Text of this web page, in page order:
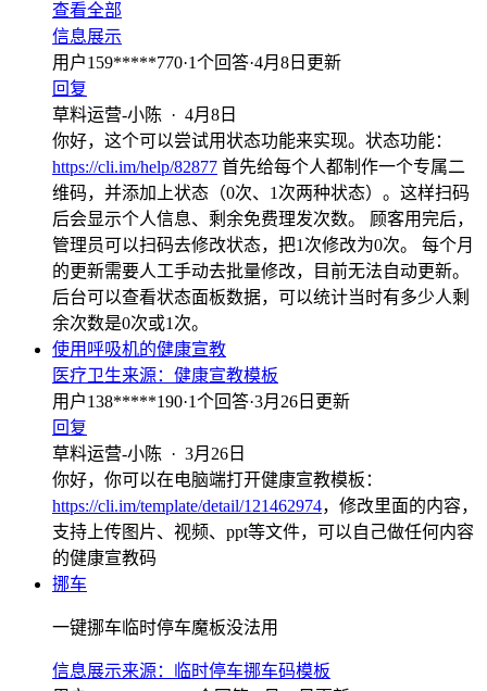
查看全部
信息展示
用户159*****770·1个回答·4月8日更新
回复
草料运营-小陈 · 4月8日
你好，这个可以尝试用状态功能来实现。状态功能：
https://cli.im/help/82877 首先给每个人都制作一个专属二
维码，并添加上状态（0次、1次两种状态）。这样扫码
后会显示个人信息、剩余免费理发次数。 顾客用完后，
管理员可以扫码去修改状态，把1次修改为0次。 每个月
的更新需要人工手动去批量修改，目前无法自动更新。
后台可以查看状态面板数据，可以统计当时有多少人剩
余次数是0次或1次。
使用呼吸机的健康宣教
医疗卫生来源： 健康宣教模板
用户138*****190·1个回答·3月26日更新
回复
草料运营-小陈 · 3月26日
你好，你可以在电脑端打开健康宣教模板：
https://cli.im/template/detail/121462974，修改里面的内容，
支持上传图片、视频、ppt等文件，可以自己做任何内容
的健康宣教码
挪车
一键挪车临时停车魔板没法用
信息展示来源：
临时停车挪车码模板